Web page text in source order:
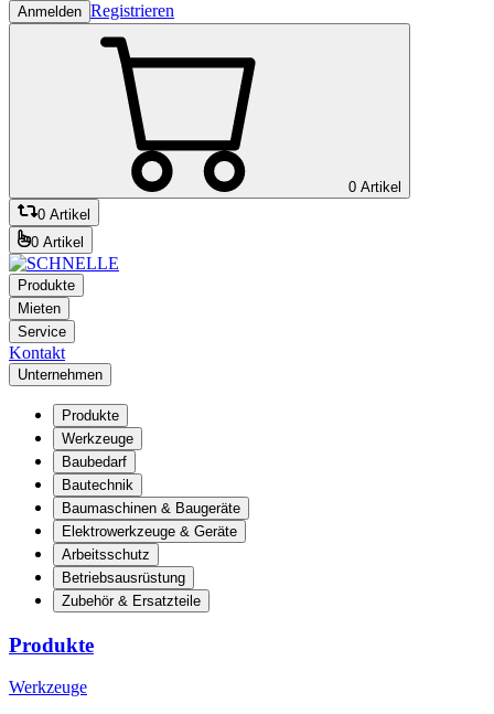
Anmelden Registrieren
0 Artikel
0 Artikel
0 Artikel
Produkte
Mieten
Service
Kontakt
Unternehmen
Produkte
Werkzeuge
Baubedarf
Bautechnik
Baumaschinen & Baugeräte
Elektrowerkzeuge & Geräte
Arbeitsschutz
Betriebsausrüstung
Zubehör & Ersatzteile
Produkte
Werkzeuge